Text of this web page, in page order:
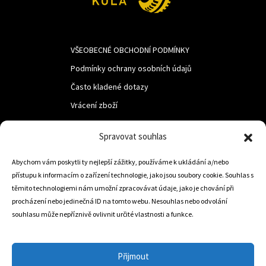
Spravovat souhlas
Abychom vám poskytli ty nejlepší zážitky, používáme k ukládání a/nebo
přístupu k informacím o zařízení technologie, jako jsou soubory cookie. Souhlas s
těmito technologiemi nám umožní zpracovávat údaje, jako je chování při
procházení nebo jedinečná ID na tomto webu. Nesouhlas nebo odvolání
souhlasu může nepříznivě ovlivnit určité vlastnosti a funkce.
Přijmout
VŠEOBECNÉ OBCHODNÍ PODMÍNKY
Podmínky ochrany osobních údajů
Často kladené dotazy
Vrácení zboží
LUF s.r.o.
Nám. M.R.Štefanika 518,
Trstená 02801
info@dojezdovakola.com